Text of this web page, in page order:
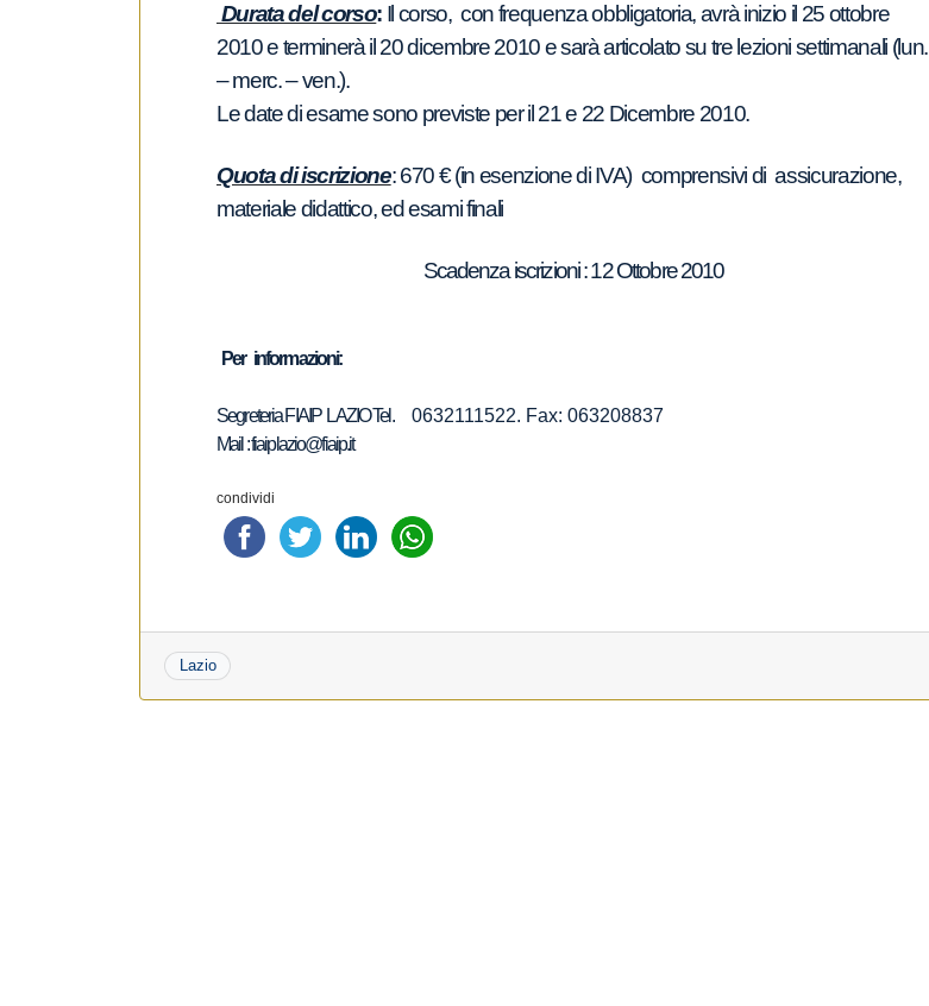
Durata del corso: Il corso, con frequenza obbligatoria, avrà inizio il 25 ottobre
2010 e terminerà il 20 dicembre 2010 e sarà articolato su tre lezioni settimanali (lun.
– merc. – ven.).
Le date di esame sono previste per il 21 e 22 Dicembre 2010.
Quota di iscrizione: 670 € (in esenzione di IVA) comprensivi di assicurazione,
materiale didattico, ed esami finali
Scadenza iscrizioni : 12 Ottobre 2010
Per informazioni:
Segreteria FIAIP LAZIO Tel. 0632111522. Fax: 063208837
Mail : fiaiplazio@fiaip.it
condividi
Lazio